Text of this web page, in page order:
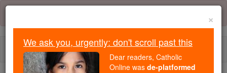
Skip
content
×
We ask you, urgently: don't scroll past this
Dear readers, Catholic
Online was de-platformed